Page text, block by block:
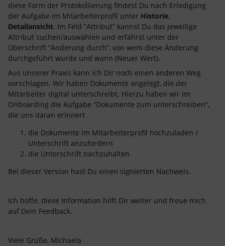
diese Form der Protokollierung findest Du nach Erledigung
der Aufgabe im Mitarbeiterprofil unter Historie,
Detailansicht. Im Feld “Attribut” kannst Du das jeweilige
Attribut suchen/auswählen und erfährst unter der
Überschrift “Änderung durch”, von wem diese Änderung
durchgeführt wurde und wann (Neuer Wert).
Aus unserer Praxis kann ich Dir noch einen anderen Weg
vorschlagen. Wir haben Dokumente angelegt, die der
Mitarbeiter digital unterschreibt. Hierzu haben wir im
Onboarding die Aufgabe “Dokumente zum unterschreiben”,
die uns daran erinnert
die Dokumente im Mitarbeiterprofil hochzuladen /
Unterschrift anzufordern
die Unterschrift nachzuhalten
Bei dieser Version hast Du einen signierten Nachweis.
Ich hoffe, diese Information hilft Dir weiter und freue mich
auf Dein Feedback.
Viele Grüße, Michaela